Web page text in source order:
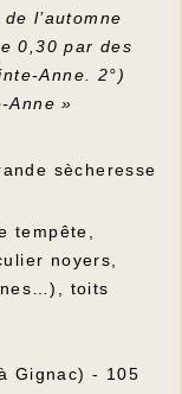
l’automne
0,30 par des
Anne. 2°)
Anne »
sècheresse
tempête,
noyers,
toits
Gignac) - 105